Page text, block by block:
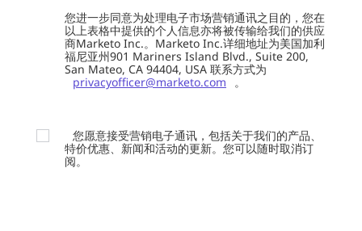
您进一步同意为处理电子市场营销通讯之目的，您在
以上表格中提供的个人信息亦将被传输给我们的供应
商Marketo Inc.。Marketo Inc.详细地址为美国加利
福尼亚州901 Mariners Island Blvd., Suite 200,
San Mateo, CA 94404, USA 联系方式为
privacyofficer@marketo.com
。
您愿意接受营销电子通讯，包括关于我们的产品、
特价优惠、新闻和活动的更新。您可以随时取消订
阅。